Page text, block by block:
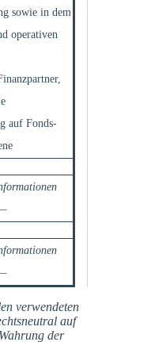
sowie in dem
operativen
auf Fonds-
verwendeten
auf
der